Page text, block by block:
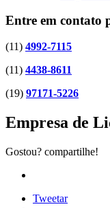
Entre em contato
(11) 4992-7115
(11) 4438-8611
(19) 97171-5226
Empresa de
Gostou? compartilhe!
Tweetar